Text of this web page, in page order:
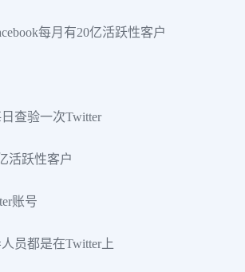
每月有20亿活跃性客户
查验一次Twitter
活跃性客户
账号
员都是在Twitter上